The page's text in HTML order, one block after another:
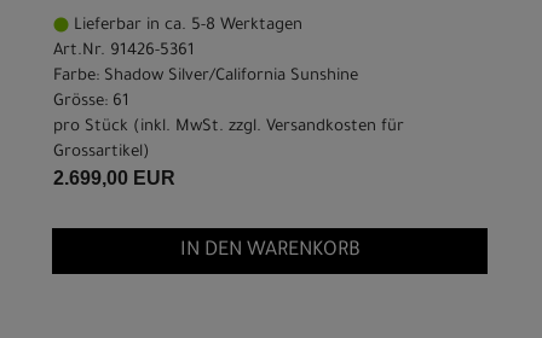
Lieferbar in ca. 5-8 Werktagen
Art.Nr. 91426-5361
Farbe: Shadow Silver/California Sunshine
Grösse: 61
pro Stück (inkl. MwSt. zzgl. Versandkosten für
Grossartikel)
2.699,00 EUR
IN DEN WARENKORB